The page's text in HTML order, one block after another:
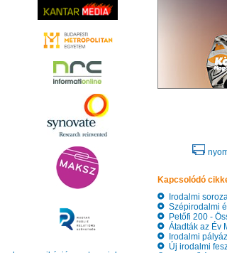
Kapcsolódó
Irodalmi
Szépirodalmi
Petőfi 200 -
Átadták az Év
Irodalmi
Új irodalmi